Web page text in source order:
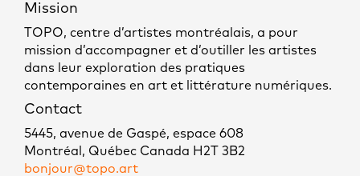
Mission
TOPO, centre d’artistes montréalais, a pour
mission d’accompagner et d’outiller les artistes
dans leur exploration des pratiques
contemporaines en art et littérature numériques.
Contact
5445, avenue de Gaspé, espace 608
Montréal, Québec Canada H2T 3B2
bonjour@topo.art